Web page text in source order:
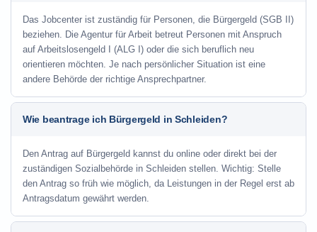
Das Jobcenter ist zuständig für Personen, die Bürgergeld (SGB II)
beziehen. Die Agentur für Arbeit betreut Personen mit Anspruch
auf Arbeitslosengeld I (ALG I) oder die sich beruflich neu
orientieren möchten. Je nach persönlicher Situation ist eine
andere Behörde der richtige Ansprechpartner.
Wie beantrage ich Bürgergeld in Schleiden?
Den Antrag auf Bürgergeld kannst du online oder direkt bei der
zuständigen Sozialbehörde in Schleiden stellen. Wichtig: Stelle
den Antrag so früh wie möglich, da Leistungen in der Regel erst ab
Antragsdatum gewährt werden.